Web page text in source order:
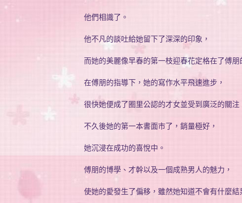
他們相識了。
他不凡的談吐給她留下了深深的印象，
而她的美麗像早春的第一枝迎春花定格在了傅朋
在傅朋的指導下，她的寫作水平飛速進步，
很快她便成了圈里公認的才女並受到廣泛的關注
不久後她的第一本書面市了，銷量極好，
她沉浸在成功的喜悅中。
傅朋的博學、才幹以及一個成熟男人的魅力，
使她的愛發生了偏移，雖然她知道不會有什麼結